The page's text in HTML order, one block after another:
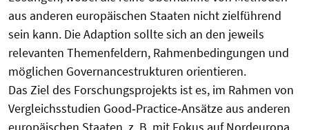
aus anderen europäischen Staaten nicht zielführend
sein kann. Die Adaption sollte sich an den jeweils
relevanten Themenfeldern, Rahmenbedingungen und
möglichen Governancestrukturen orientieren.
Das Ziel des Forschungsprojekts ist es, im Rahmen von
Vergleichsstudien Good‐Practice‐Ansätze aus anderen
europäischen Staaten, z. B. mit Fokus auf Nordeuropa